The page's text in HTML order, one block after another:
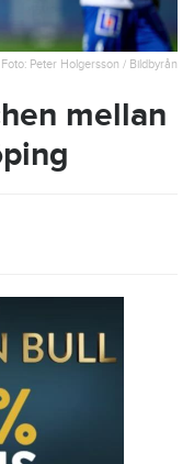
Foto: Peter Holgersson / Bildbyrån
mellan